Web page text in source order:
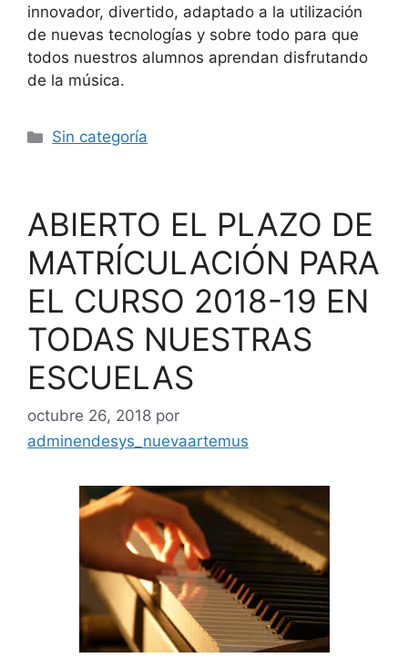
innovador, divertido, adaptado a la utilización
de nuevas tecnologías y sobre todo para que
todos nuestros alumnos aprendan disfrutando
de la música.
Sin categoría
ABIERTO EL PLAZO DE
MATRÍCULACIÓN PARA
EL CURSO 2018-19 EN
TODAS NUESTRAS
ESCUELAS
octubre 26, 2018 por
adminendesys_nuevaartemus